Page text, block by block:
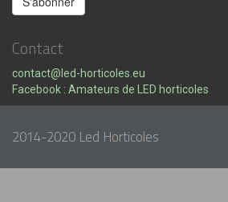
Contact
contact@led-horticoles.eu
Facebook : Amateurs de LED horticoles
2014-2020 Led Horticoles